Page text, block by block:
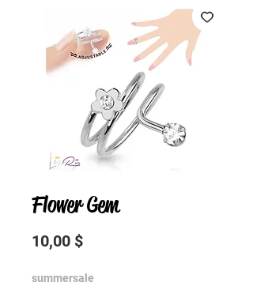
Flower Gem
10,00 $Preis
summersale